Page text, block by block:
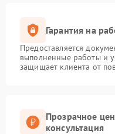
Гарантия на
Предоставляется
выполненные работы и
защищает клиента от
Прозрачное
консультация